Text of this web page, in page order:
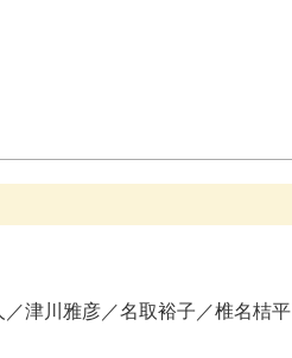
／津川雅彦 ／名取裕子 ／椎名桔平